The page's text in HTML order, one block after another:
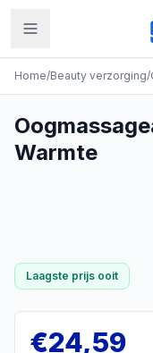
Home/Beauty verzorging/
Warmte
Laagste prijs ooit
€24,59